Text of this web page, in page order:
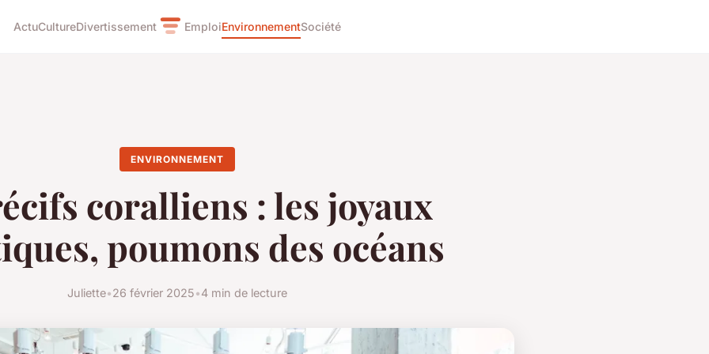
ActuCultureDivertissement EmploiEnvironnementSociété
ENVIRONNEMENT
coralliens : les joyaux
poumons des océans
Juliette•26 février 2025•4 min de lecture